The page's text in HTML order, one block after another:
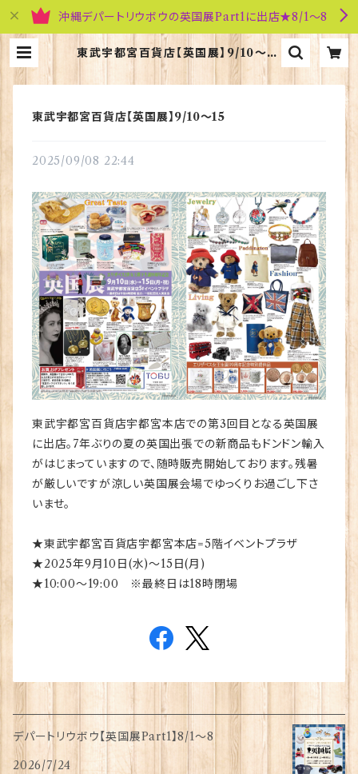
沖縄デパートリウボウの英国展Part1に出店★8/1～8
東武宇都宮百貨店【英国展】9/10～15
| 英国雑貨専門店ブリティッシュ・ライ
東武宇都宮百貨店【英国展】9/10～15
2025/09/08 22:44
東武宇都宮百貨店宇都宮本店での第3回目となる英国展
に出店。7年ぶりの夏の英国出張での新商品もドンドン輸入
がはじまっていますので、随時販売開始しております。残暑
が厳しいですが涼しい英国展会場でゆっくりお過ごし下さ
いませ。
★東武宇都宮百貨店宇都宮本店=5階イベントプラザ
★2025年9月10日(水)～15日(月)
★10:00～19:00 ※最終日は18時閉場
デパートリウボウ【英国展Part1】8/1〜8
2026/7/24